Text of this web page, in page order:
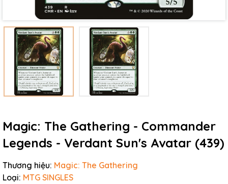
Magic: The Gathering - Commander
Legends - Verdant Sun's Avatar (439)
Thương hiệu: Magic: The Gathering
Loại: MTG SINGLES